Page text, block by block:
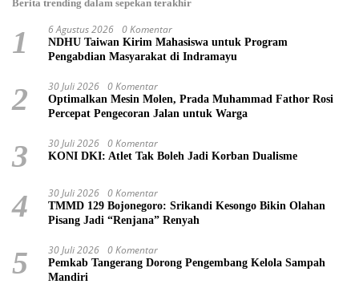
Berita trending dalam sepekan terakhir
1 6 Agustus 2026 0 Komentar
NDHU Taiwan Kirim Mahasiswa untuk Program
Pengabdian Masyarakat di Indramayu
2 30 Juli 2026 0 Komentar
Optimalkan Mesin Molen, Prada Muhammad Fathor Rosi
Percepat Pengecoran Jalan untuk Warga
3 30 Juli 2026 0 Komentar
KONI DKI: Atlet Tak Boleh Jadi Korban Dualisme
4 30 Juli 2026 0 Komentar
TMMD 129 Bojonegoro: Srikandi Kesongo Bikin Olahan
Pisang Jadi “Renjana” Renyah
5 30 Juli 2026 0 Komentar
Pemkab Tangerang Dorong Pengembang Kelola Sampah
Mandiri